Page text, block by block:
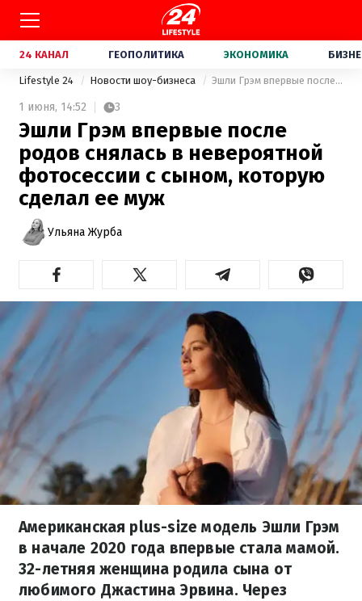
24 КАНАЛ ГЕОПОЛИТИКА ЭКОНОМИКА
Lifestyle 24 Новости шоу-бизнеса Эшли Грэм впервые после родов снялась в невероятной фотосессии с сыном, которую сделал ее муж
1 июня, 14:52 3
Эшли Грэм впервые после
родов снялась в невероятной
фотосессии с сыном, которую
сделал ее муж
Ульяна Журба
Американская plus-size модель Эшли Грэм
в начале 2020 года впервые стала мамой.
32-летняя женщина родила сына от
любимого Джастина Эрвина. Через